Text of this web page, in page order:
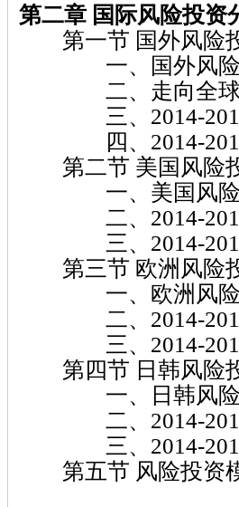
第二章 国际风险投资
第一节 国外风险
一、国外风险投
二、走向全球投
三、2014-2016
四、2014-2016
第二节 美国风险
一、美国风险
二、2014-2016
三、2014-2016
第三节 欧洲风险
一、欧洲风险
二、2014-2016
三、2014-2016
第四节 日韩风险
一、日韩风险
二、2014-2016
三、2014-2016
第五节 风险投资